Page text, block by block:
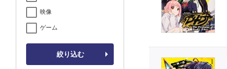
映像
ゲーム
絞り込む